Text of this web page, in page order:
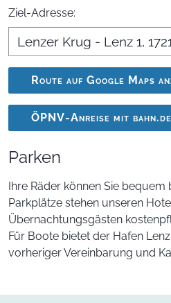
Ziel-Adresse:
Route auf Google Maps
(öffnet in neuem Tab)
ÖPNV-Anreise mit
(öffnet in
Parken
Ihre Räder können Sie bequem
Parkplätze stehen unseren
Übernachtungsgästen
Für Boote bietet der Hafen
vorheriger Vereinbarung und